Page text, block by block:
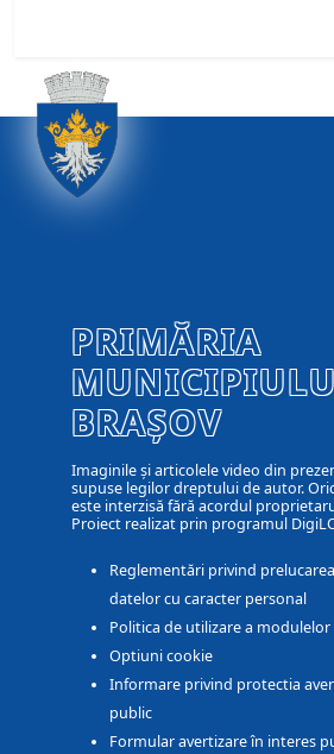
PRIMĂRIA
BRAȘOV
Imaginile și articolele video din
supuse legilor dreptului de autor.
este interzisă fără acordul
Proiect realizat prin programul
Reglementări privind
datelor cu caracter personal
Politica de utilizare a
Optiuni cookie
Informare privind protectia
public
Formular avertizare în interes